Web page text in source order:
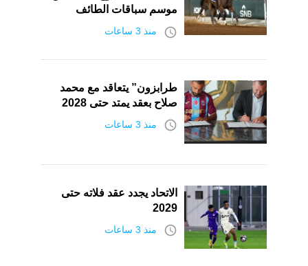
موسم سباقات الطائف
access_time منذ 3 ساعات
طرابزون” يتعاقد مع محمد
صلاح بعقد يمتد حتى 2028
access_time منذ 3 ساعات
الاتحاد يجدد عقد فلاته حتى
2029
access_time منذ 3 ساعات